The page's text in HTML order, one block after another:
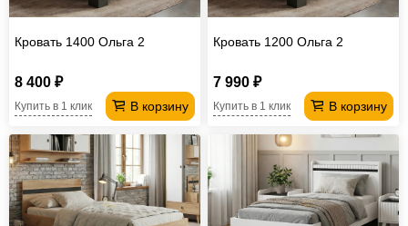
Кровать 1400 Ольга 2
8 400 ₽
В корзину
Купить в 1 клик
Кровать 1200 Ольга 2
7 990 ₽
В корзину
Купить в 1 клик